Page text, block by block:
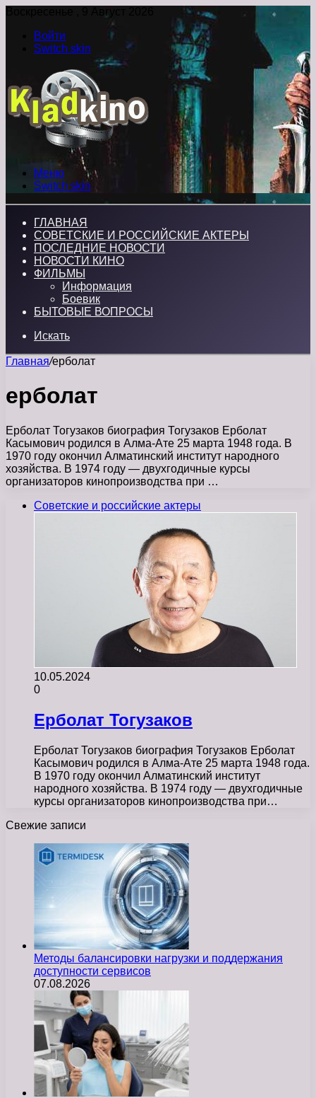
Воскресенье , 9 Август 2026
Войти
Switch skin
Меню
Switch skin
ГЛАВНАЯ
СОВЕТСКИЕ И РОССИЙСКИЕ АКТЕРЫ
ПОСЛЕДНИЕ НОВОСТИ
НОВОСТИ КИНО
ФИЛЬМЫ
Информация
Боевик
БЫТОВЫЕ ВОПРОСЫ
Искать
Главная/ерболат
ерболат
Ерболат Тогузаков биография Тогузаков Ерболат
Касымович родился в Алма-Ате 25 марта 1948 года. В
1970 году окончил Алматинский институт народного
хозяйства. В 1974 году — двухгодичные курсы
организаторов кинопроизводства при …
Советские и российские актеры
10.05.2024
0
Ерболат Тогузаков
Ерболат Тогузаков биография Тогузаков Ерболат
Касымович родился в Алма-Ате 25 марта 1948 года.
В 1970 году окончил Алматинский институт
народного хозяйства. В 1974 году — двухгодичные
курсы организаторов кинопроизводства при…
Свежие записи
Методы балансировки нагрузки и поддержания
доступности сервисов
07.08.2026